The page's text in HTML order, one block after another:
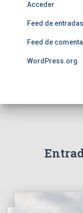
Acceder
Feed de entradas
Feed de
WordPress.org